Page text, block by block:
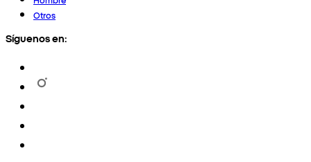
Otros
Síguenos en: